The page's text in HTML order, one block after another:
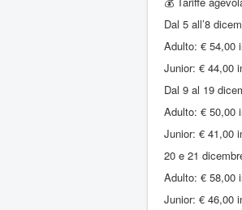
Dal 5 all’8
Adulto: € 54,00
Junior: € 44,00
Dal 9 al 19
Adulto: € 50,00
Junior: € 41,00
20 e 21
Adulto: € 58,00
Junior: € 46,00